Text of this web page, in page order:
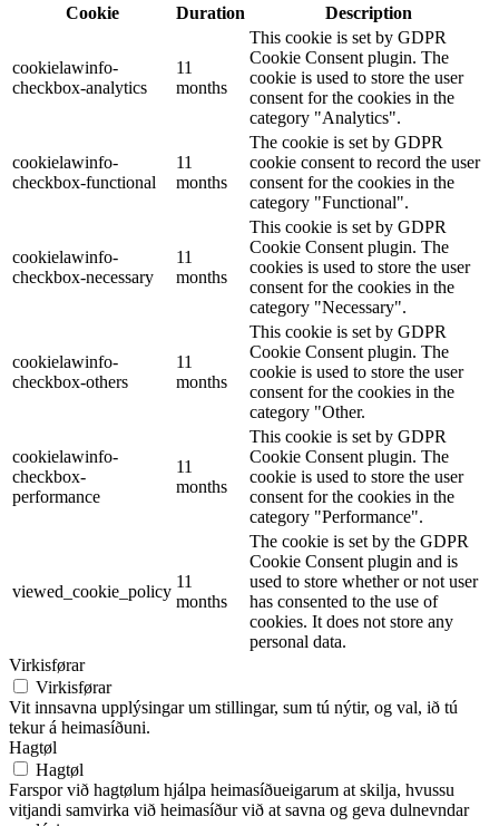
Cookie
Duration Description
cookielawinfo-
checkbox-analytics
11
months
This cookie is set by GDPR
Cookie Consent plugin. The
cookie is used to store the user
consent for the cookies in the
category "Analytics".
cookielawinfo-
checkbox-functional
11
months
The cookie is set by GDPR
cookie consent to record the user
consent for the cookies in the
category "Functional".
cookielawinfo-
checkbox-necessary
11
months
This cookie is set by GDPR
Cookie Consent plugin. The
cookies is used to store the user
consent for the cookies in the
category "Necessary".
cookielawinfo-
checkbox-others
11
months
This cookie is set by GDPR
Cookie Consent plugin. The
cookie is used to store the user
consent for the cookies in the
category "Other.
cookielawinfo-
checkbox-
performance
11
months
This cookie is set by GDPR
Cookie Consent plugin. The
cookie is used to store the user
consent for the cookies in the
category "Performance".
viewed_cookie_policy
11
months
The cookie is set by the GDPR
Cookie Consent plugin and is
used to store whether or not user
has consented to the use of
cookies. It does not store any
personal data.
Virkisførar
Virkisførar
Vit innsavna upplýsingar um stillingar, sum tú nýtir, og val, ið tú
tekur á heimasíðuni.
Hagtøl
Hagtøl
Farspor við hagtølum hjálpa heimasíðueigarum at skilja, hvussu
vitjandi samvirka við heimasíður við at savna og geva dulnevndar